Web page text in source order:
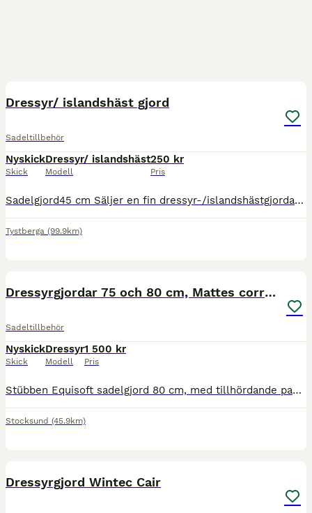
Dressyr/ islandshäst gjord
Sadeltillbehör
Nyskick
Skick
Dressyr/ islandshäst
Modell
250 kr
Pris
Sadelgjord45 cm Säljer en fin dressyr-/islandshästgjordar i storlek 45 cm. Är i mycket gott skick med välfungerande spännen. Endast använd vid 2 tillfällen neoprengjord – 45 cm • Klassisk, rak standa
Tystberga (99.9km)
Dressyrgjordar 75 och 80 cm, Mattes correction pad
Sadeltillbehör
Nyskick
Skick
Dressyr
Modell
1 500 kr
Pris
Stübben Equisoft sadelgjord 80 cm, med tillhördande padd, allt i svart läder. Tillverkarens info: Gjorden: https://www.stuebben.com/products/equi-soft-saddle-girth Padden: https://www.stuebben.com/pr
Stocksund (45.9km)
Dressyrgjord Wintec Cair